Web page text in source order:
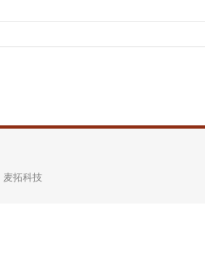
麦拓科技